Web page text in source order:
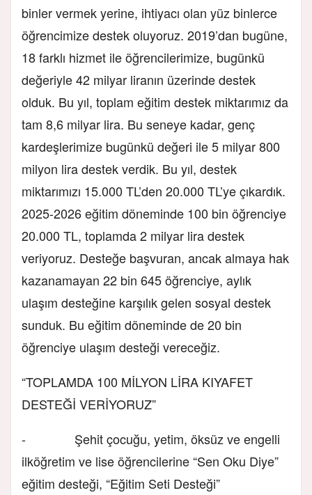
binler vermek yerine, ihtiyacı olan yüz binlerce
öğrencimize destek oluyoruz. 2019’dan bugüne,
18 farklı hizmet ile öğrencilerimize, bugünkü
değeriyle 42 milyar liranın üzerinde destek
olduk. Bu yıl, toplam eğitim destek miktarımız da
tam 8,6 milyar lira. Bu seneye kadar, genç
kardeşlerimize bugünkü değeri ile 5 milyar 800
milyon lira destek verdik. Bu yıl, destek
miktarımızı 15.000 TL’den 20.000 TL’ye çıkardık.
2025-2026 eğitim döneminde 100 bin öğrenciye
20.000 TL, toplamda 2 milyar lira destek
veriyoruz. Desteğe başvuran, ancak almaya hak
kazanamayan 22 bin 645 öğrenciye, aylık
ulaşım desteğine karşılık gelen sosyal destek
sunduk. Bu eğitim döneminde de 20 bin
öğrenciye ulaşım desteği vereceğiz.
“TOPLAMDA 100 MİLYON LİRA KIYAFET
DESTEĞİ VERİYORUZ”
- Şehit çocuğu, yetim, öksüz ve engelli
ilköğretim ve lise öğrencilerine “Sen Oku Diye”
eğitim desteği, “Eğitim Seti Desteği”